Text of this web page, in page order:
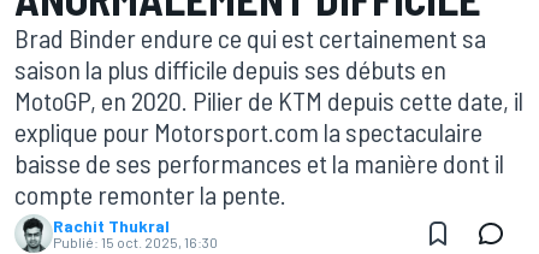
Brad Binder endure ce qui est certainement sa
saison la plus difficile depuis ses débuts en
MotoGP, en 2020. Pilier de KTM depuis cette date, il
explique pour Motorsport.com la spectaculaire
baisse de ses performances et la manière dont il
compte remonter la pente.
Rachit Thukral
Publié: 15 oct. 2025, 16:30